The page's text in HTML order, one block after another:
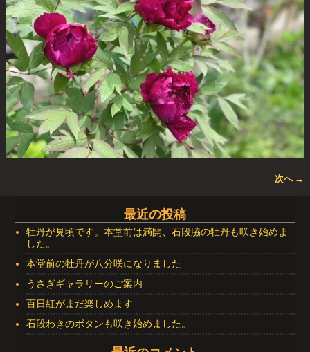
次へ →
最近の投稿
牡丹が見頃です。本堂前は満開、石段脇の牡丹も咲き始めま
した。
本堂前の牡丹が八分咲になりました
うさぎギャラリーのご案内
百日紅がまだ楽しめます
石段わきのボタンも咲き始めました。